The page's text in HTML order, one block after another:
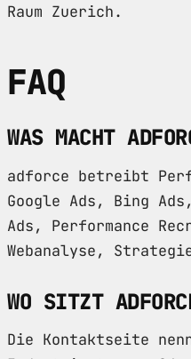
Raum Zuerich.
FAQ
WAS MACHT
adforce betreibt
Google Ads, Bing
Ads, Performance
Webanalyse,
WO SITZT
Die Kontaktseite